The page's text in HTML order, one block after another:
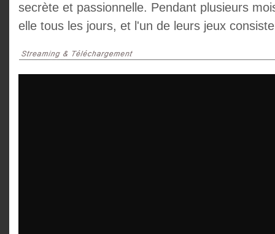
secrète et passionnelle. Pendant plusieurs
elle tous les jours, et l'un de leurs jeux